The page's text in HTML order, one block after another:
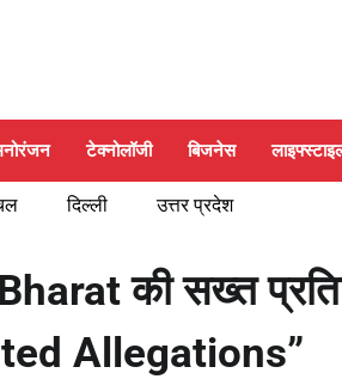
टेक्नोलॉजी बिजनेस
दिल्ली उत्तर प्रदेश
की सख्त
Allegations”